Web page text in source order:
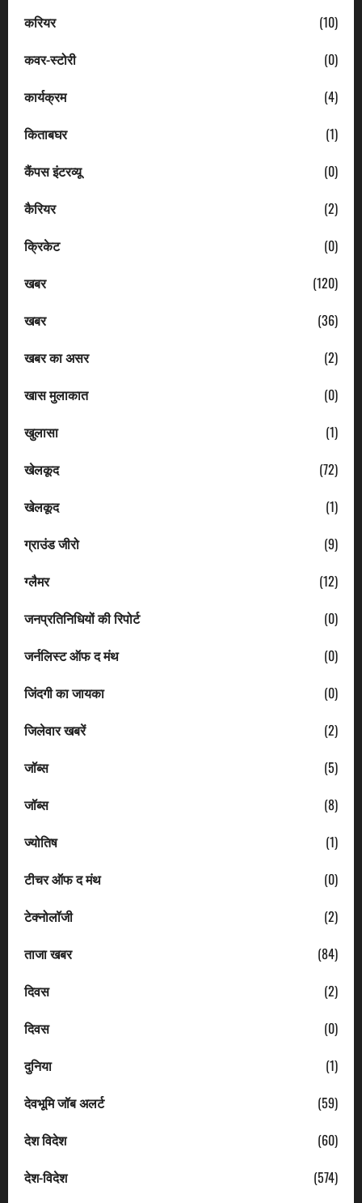
करियर
(10)
कवर-स्टोरी
(0)
कार्यक्रम
(4)
किताबघर
(1)
कैंपस इंटरव्यू
(0)
कैरियर
(2)
क्रिकेट
(0)
खबर
(120)
खबर
(36)
खबर का असर
(2)
खास मुलाकात
(0)
खुलासा
(1)
खेलकूद
(72)
खेलकूद
(1)
ग्राउंड जीरो
(9)
ग्लैमर
(12)
जनप्रतिनिधियों की रिपोर्ट
(0)
जर्नलिस्ट ऑफ द मंथ
(0)
जिंदगी का जायका
(0)
जिलेवार खबरें
(2)
जॉब्स
(5)
जॉब्स
(8)
ज्योतिष
(1)
टीचर ऑफ द मंथ
(0)
टेक्नोलॉजी
(2)
ताजा खबर
(84)
दिवस
(2)
दिवस
(0)
दुनिया
(1)
देवभूमि जॉब अलर्ट
(59)
देश विदेश
(60)
देश-विदेश
(574)